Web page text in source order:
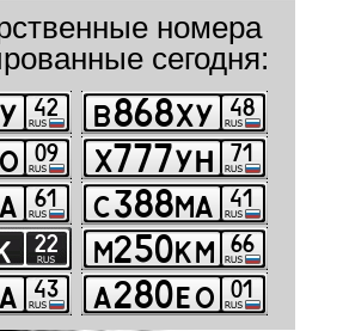
номера
сегодня: